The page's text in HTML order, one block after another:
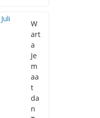
W
art
a
Je
m
aa
t
da
n